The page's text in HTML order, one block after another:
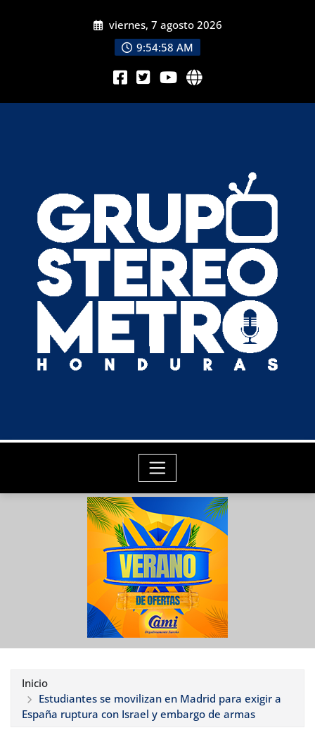
viernes, 7 agosto 2026
9:55:00 AM
Inicio
Estudiantes se movilizan en Madrid para exigir a
España ruptura con Israel y embargo de armas